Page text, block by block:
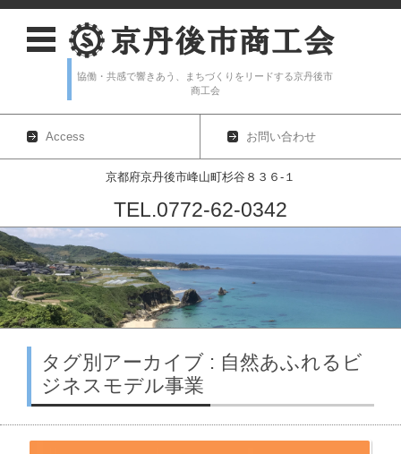
協働・共感で響きあう、まちづくりをリードする京丹後市
商工会
Access お問い合わせ
京都府京丹後市峰山町杉谷８３６-１
TEL.0772-62-0342
コンテンツに移動
タグ別アーカイブ : 自然あふれるビ
ジネスモデル事業